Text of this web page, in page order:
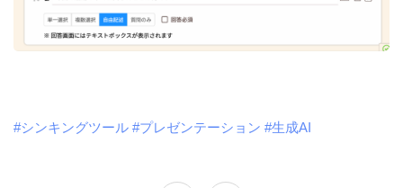
#シンキングツール #プレゼンテーション #生成AI